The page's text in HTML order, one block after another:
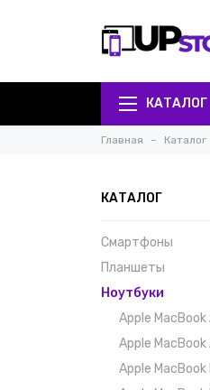
КАТАЛОГ
Главная Каталог
КАТАЛОГ
Смартфоны
Планшеты
Ноутбуки
Apple MacBook
Apple MacBook
Apple